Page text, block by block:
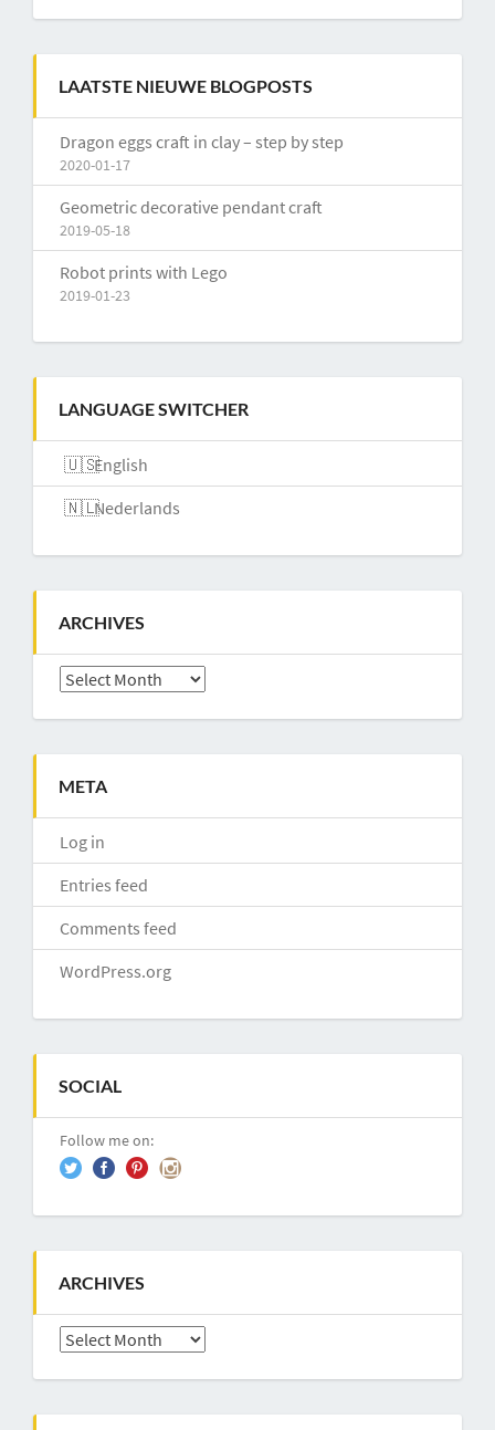
LAATSTE NIEUWE BLOGPOSTS
Dragon eggs craft in clay – step by step
2020-01-17
Geometric decorative pendant craft
2019-05-18
Robot prints with Lego
2019-01-23
LANGUAGE SWITCHER
English
Nederlands
ARCHIVES
Archives
META
Log in
Entries feed
Comments feed
WordPress.org
SOCIAL
Follow me on:
ARCHIVES
Archives